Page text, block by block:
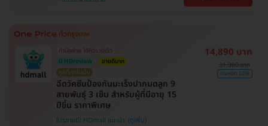
ทำนัดง่าย ได้คิวรวดเร็ว
มี HDreview
ขายดีมาก
ถูกที่สุดในเว็บ
ฉีดวัคซีนป้องกันมะเร็งปากมดลูก 9
สายพันธุ์ 3 เข็ม สำหรับผู้ที่มีอายุ 15
ปีขึ้น ราคาพิเศษ
โปรขายดี! HDmall แนะนำ
14,890 บาท
31,000 บาท
ประหยัด 52%